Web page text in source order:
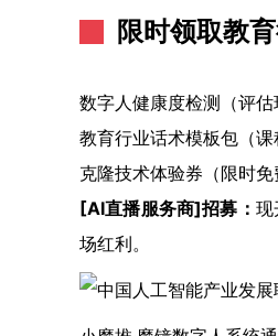
限时领取教
数字人健康度检测（评估
教育行业话术模板包（
克隆技术体验券（限时免
[AI直播服务商]招募： 现
场红利。